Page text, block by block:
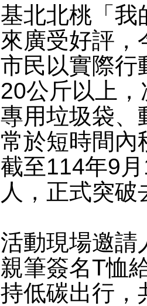
基北北桃「我
來廣受好評，
市民以實際行
20公斤以上
專用垃圾袋、
常於短時間內
截至114年9
人，正式突
活動現場邀請
親筆簽名T恤
持低碳出行，